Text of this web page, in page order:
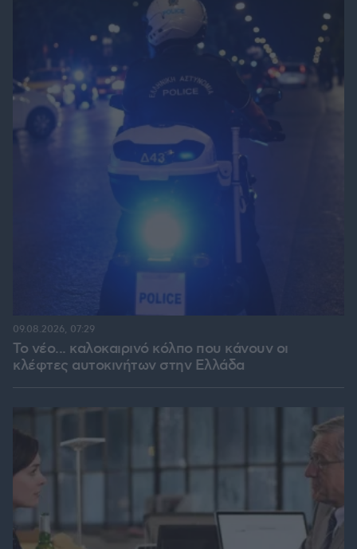
Το νέο... καλοκαιρινό κόλπο που κάνουν οι
κλέφτες αυτοκινήτων στην Ελλάδα
09.08.2026, 07:29